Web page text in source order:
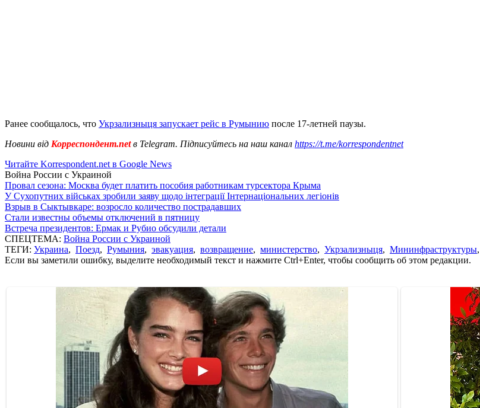
Ранее сообщалось, что Укрзализныця запускает рейс в Румынию после 17-летней паузы.
Новини від Корреспондент.netв Telegram. Підписуйтесь на наш канал https://t.me/korrespondentnet
Читайте Korrespondent.net в Google News
Война России с Украиной
Провал сезона: Москва будет платить пособия работникам турсектора Крыма
У Сухопутних військах зробили заяву щодо інтеграції Інтернаціональних легіонів
Взрыв в Сыктывкаре: возросло количество пострадавших
Стали известны объемы отключений в пятницу
Встреча президентов: Ермак и Рубио обсудили детали
СПЕЦТЕМА: Война России с Украиной
ТЕГИ: Украина, Поезд, Румыния, эвакуация, возвращение, министерство, Укрзализныця, Мининфраструктуры,
Если вы заметили ошибку, выделите необходимый текст и нажмите Ctrl+Enter, чтобы сообщить об этом редакции.